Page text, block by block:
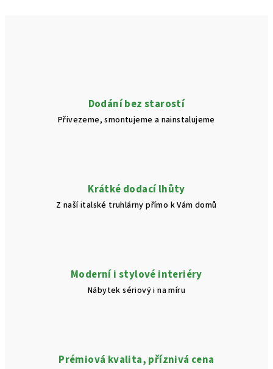
Dodání bez starostí
Přivezeme, smontujeme a nainstalujeme
Krátké dodací lhůty
Z naší italské truhlárny přímo k Vám domů
Moderní i stylové interiéry
Nábytek sériový i na míru
Prémiová kvalita, příznivá cena